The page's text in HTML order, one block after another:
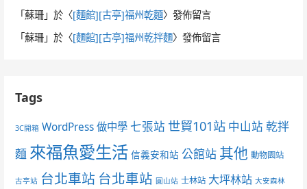
「蘇珊 」於〈[麵館][古亭]福州乾麵〉發佈留言
「蘇珊 」於〈[麵館][古亭]福州乾拌麵〉發佈留言
Tags
3C開箱 WordPress 做中學 七張站 世貿101站 中山站 乾拌
麵 來福魚愛生活 信義安和站 公館站 其他 動物園站
古亭站 台北車站 台北車站 圓山站 士林站 大坪林站 大安森林